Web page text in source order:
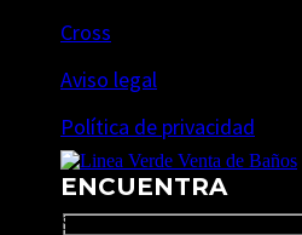
Cross
Aviso legal
Política de privacidad
ENCUENTRA
Search